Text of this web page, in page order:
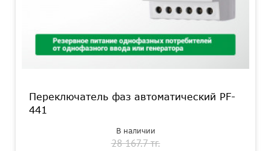
Переключатель фаз автоматический PF-
441
В наличии
28 167.7 тг.